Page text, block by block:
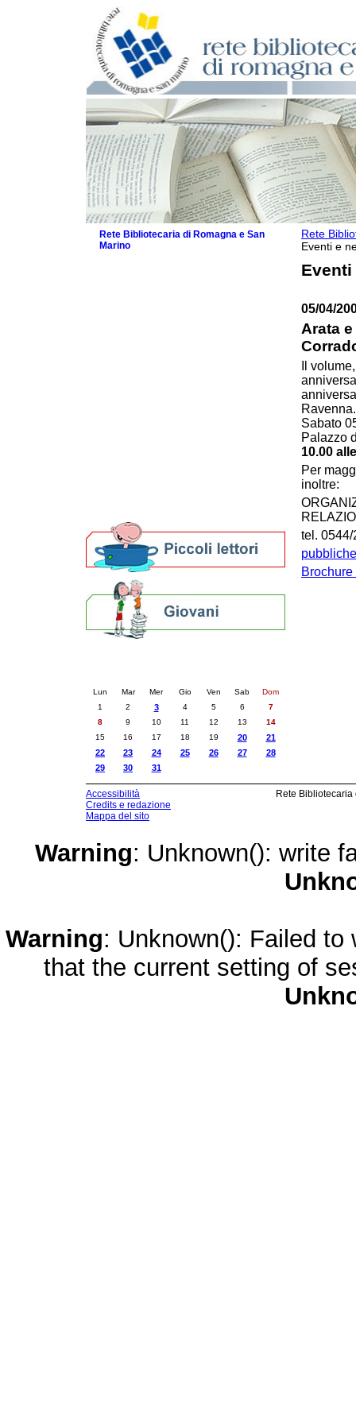
Rete
Eventi e
Eventi
05/04/
Arata
Il
Ravenna.
Sabato
Palazzo
10.00
Per
inoltre:
tel.
Rete Bibliotecaria di Romagna e San
Marino
Lun Mar Mer Gio Ven Sab
Dom
1
2 3 4 5 6
7
8
9 10 11 12 13
14
15
16 17 18 19 20
21
22
23 24 25 26 27
28
29
30 31
Accessibilità
Credits e redazione
Mappa del sito
Rete
Warning: Unknown(): write
Warning: Unknown(): Failed
that the current setting of